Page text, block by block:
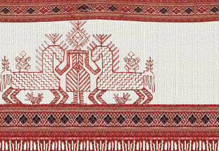
Перейти
к
основному
содержанию